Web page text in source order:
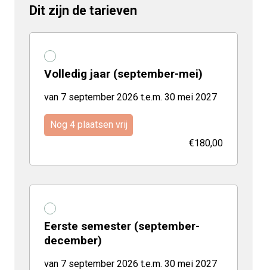
Dit zijn de tarieven
Volledig jaar (september-mei)
van 7 september 2026 t.e.m. 30 mei 2027
Nog 4 plaatsen vrij
€180,00
Eerste semester (september-
december)
van 7 september 2026 t.e.m. 30 mei 2027